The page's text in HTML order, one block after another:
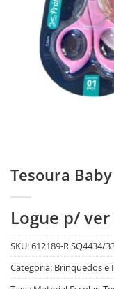
Tesoura
Logue p/
SKU:612189-R.SQ4434/
Categoria: Brinquedos e